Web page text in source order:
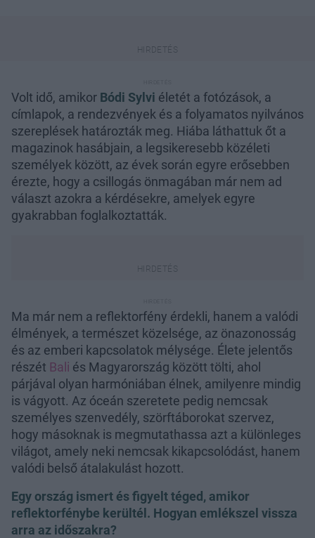
Volt idő, amikor Bódi Sylvi életét a fotózások, a
címlapok, a rendezvények és a folyamatos nyilvános
szereplések határozták meg. Hiába láthattuk őt a
magazinok hasábjain, a legsikeresebb közéleti
személyek között, az évek során egyre erősebben
érezte, hogy a csillogás önmagában már nem ad
választ azokra a kérdésekre, amelyek egyre
gyakrabban foglalkoztatták.
Ma már nem a reflektorfény érdekli, hanem a valódi
élmények, a természet közelsége, az önazonosság
és az emberi kapcsolatok mélysége. Élete jelentős
részét Bali és Magyarország között tölti, ahol
párjával olyan harmóniában élnek, amilyenre mindig
is vágyott. Az óceán szeretete pedig nemcsak
személyes szenvedély, szörftáborokat szervez,
hogy másoknak is megmutathassa azt a különleges
világot, amely neki nemcsak kikapcsolódást, hanem
valódi belső átalakulást hozott.
Egy ország ismert és figyelt téged, amikor
reflektorfénybe kerültél. Hogyan emlékszel vissza
arra az időszakra?